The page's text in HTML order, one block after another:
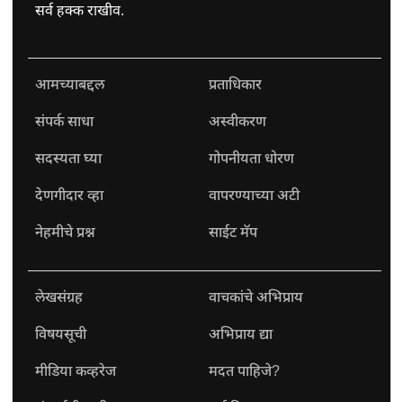
सर्व हक्क राखीव.
आमच्याबद्दल प्रताधिकार
संपर्क साधा अस्वीकरण
सदस्यता घ्या गोपनीयता धोरण
देणगीदार व्हा वापरण्याच्या अटी
नेहमीचे प्रश्न साईट मॅप
लेखसंग्रह वाचकांचे अभिप्राय
विषयसूची अभिप्राय द्या
मीडिया कव्हरेज मदत पाहिजे?